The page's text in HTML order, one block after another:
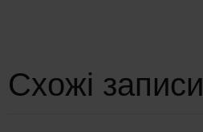
Схожі записи